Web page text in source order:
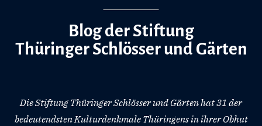
Blog der Stiftung
Thüringer Schlösser und Gärten
Die Stiftung Thüringer Schlösser und Gärten hat 31 der
bedeutendsten Kulturdenkmale Thüringens in ihrer Obhut